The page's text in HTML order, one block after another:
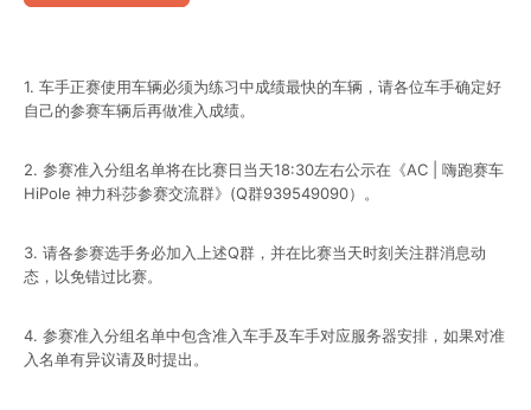
1. 车手正赛使用车辆必须为练习中成绩最快的车辆，请各位车手确定好
自己的参赛车辆后再做准入成绩。
2. 参赛准入分组名单将在比赛日当天18:30左右公示在《AC | 嗨跑赛车
HiPole 神力科莎参赛交流群》(Q群939549090）。
3. 请各参赛选手务必加入上述Q群，并在比赛当天时刻关注群消息动
态，以免错过比赛。
4. 参赛准入分组名单中包含准入车手及车手对应服务器安排，如果对准
入名单有异议请及时提出。